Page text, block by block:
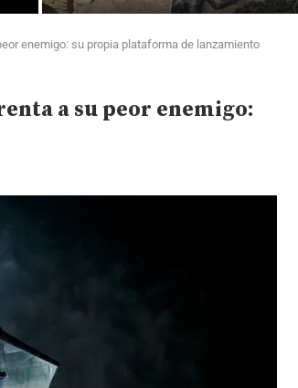
enemigo: su propia plataforma de lanzamiento
a su peor enemigo: